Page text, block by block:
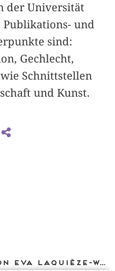
der Universität
und
sind:
Gechlecht,
Schnittstellen
und Kunst.
Weitere Texte von Eva Laquièze-Waniek bei DIAPHANES